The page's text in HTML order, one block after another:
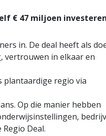
€ 47 miljoen
in. De deal heeft als
vertrouwen in elkaar en
plantaardige regio via
Op die manier hebben
Deal.